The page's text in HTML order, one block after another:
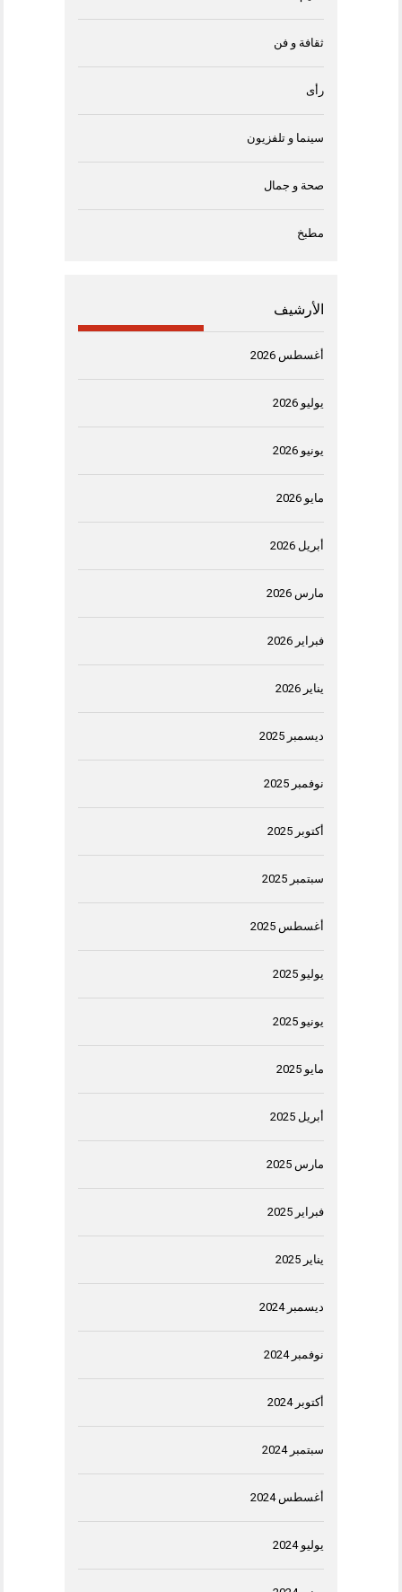
ثقافة و فن
رأى
سينما و تلفزيون
صحة و جمال
مطبخ
الأرشيف
أغسطس 2026
يوليو 2026
يونيو 2026
مايو 2026
أبريل 2026
مارس 2026
فبراير 2026
يناير 2026
ديسمبر 2025
نوفمبر 2025
أكتوبر 2025
سبتمبر 2025
أغسطس 2025
يوليو 2025
يونيو 2025
مايو 2025
أبريل 2025
مارس 2025
فبراير 2025
يناير 2025
ديسمبر 2024
نوفمبر 2024
أكتوبر 2024
سبتمبر 2024
أغسطس 2024
يوليو 2024